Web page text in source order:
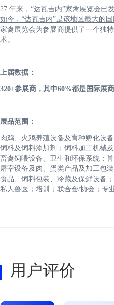
27 年来，“达瓦吉内”家禽展览会已
如今，“达瓦吉内”是该地区最大的国
家禽展览会为参展商提供了一个独
术。
上届数据：
320+参展商，其中60%都是国际展
展品范围：
肉鸡、火鸡养殖设备及育种孵化设备
饲料及饲料添加剂；饲料加工机械
畜禽饲喂设备、卫生和环保系统；
屠宰设备及肉、蛋类产品及加工包装
食品、饲料包装、冷藏及保鲜设备；
私人兽医；培训；联合会/协会；专
用户评价